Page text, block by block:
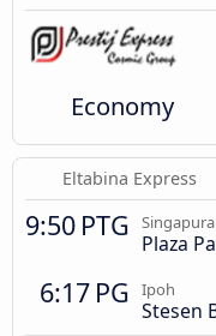
Economy
Eltabina Express
9:50 PTG Singapura
Plaza
6:17 PG Ipoh
Stesen